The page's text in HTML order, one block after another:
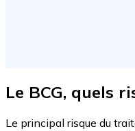
Le BCG, quels
Le principal risque du